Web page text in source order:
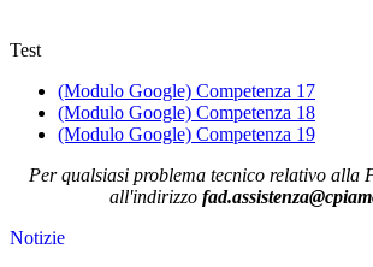
Test
(Modulo Google) Competenza 17
(Modulo Google) Competenza 18
(Modulo Google) Competenza 19
Per qualsiasi problema tecnico relativo alla
all'indirizzo
Notizie